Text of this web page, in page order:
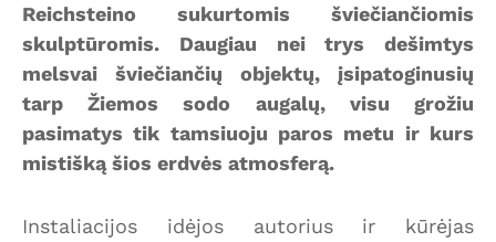
Reichsteino sukurtomis šviečiančiomis
skulptūromis. Daugiau nei trys dešimtys
melsvai šviečiančių objektų, įsipatoginusių
tarp Žiemos sodo augalų, visu grožiu
pasimatys tik tamsiuoju paros metu ir kurs
mistišką šios erdvės atmosferą.
Instaliacijos idėjos autorius ir kūrėjas